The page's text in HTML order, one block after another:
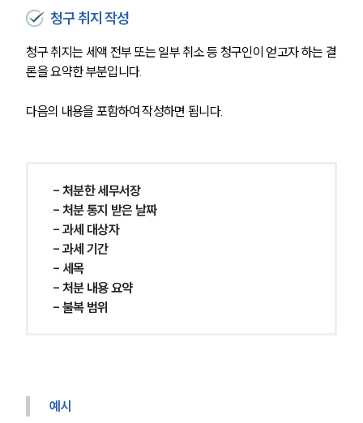
오시는 길
글로벌 파트너 로펌
통합검색
AI대륜
주요 업무사례
사례분석/최신동향
청구 취지 작성
청구 취지는 세액 전부 또는 일부 취소 등 청구인이 얻고자 하는 결
론을 요약한 부분입니다.
다음의 내용을 포함하여 작성하면 됩니다.
- 처분한 세무서장
- 처분 통지 받은 날짜
- 과세 대상자
- 과세 기간
- 세목
- 처분 내용 요약
- 불복 범위
예시